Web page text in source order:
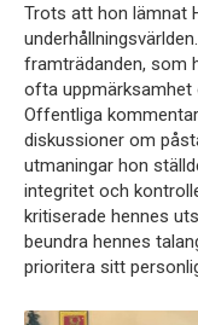
Trots att hon lämnat
framträdanden, som
ofta uppmärksamhet
Offentliga
diskussioner om
utmaningar hon
integritet och
kritiserade hennes
beundra hennes
prioritera sitt